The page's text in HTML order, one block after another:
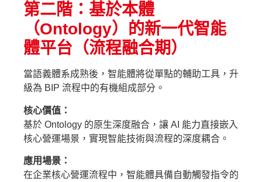
第二階：基於本體
（Ontology）的新一代智能
體平台（流程融合期）
當語義體系成熟後，智能體將從單點的輔助工具，升
級為 BIP 流程中的有機組成部分。
核心價值：
基於 Ontology 的原生深度融合，讓 AI 能力直接嵌入
核心營運場景，實現智能技術與流程的深度耦合。
應用場景：
在企業核心營運流程中，智能體具備自動觸發指令的